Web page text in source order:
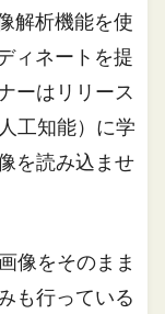
解析機能を使
ィネートを提
ーはリリース
工知能）に学
を読み込ませ
像をそのまま
も行っている